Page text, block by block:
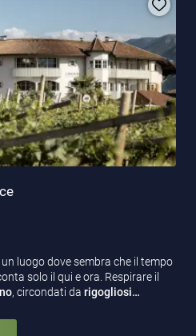
un luogo dove sembra che il tempo
solo il qui e ora. Respirare il
, circondati da rigogliosi…